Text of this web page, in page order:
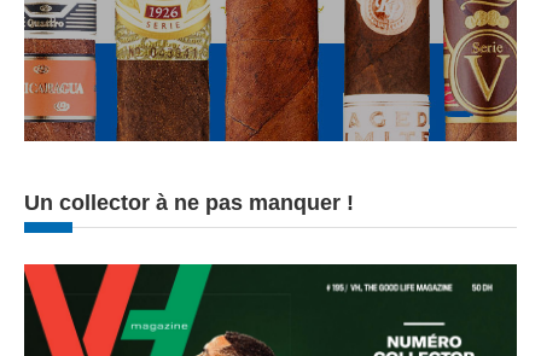
Un collector à ne pas manquer !